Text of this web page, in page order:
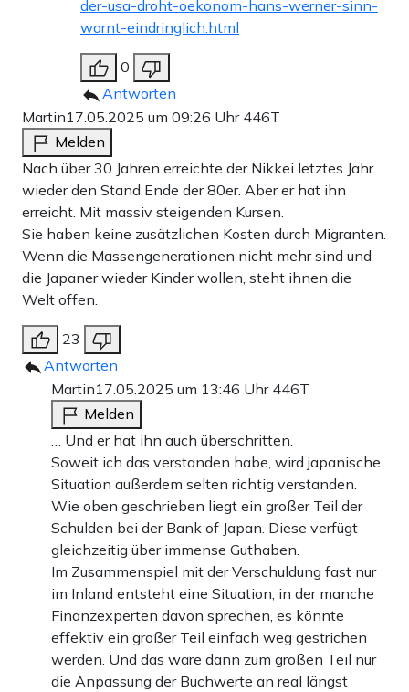
der-usa-droht-oekonom-hans-werner-sinn-
warnt-eindringlich.html
0
Antworten
Martin17.05.2025 um 09:26 Uhr 446T
Melden
Nach über 30 Jahren erreichte der Nikkei letztes Jahr
wieder den Stand Ende der 80er. Aber er hat ihn
erreicht. Mit massiv steigenden Kursen.
Sie haben keine zusätzlichen Kosten durch Migranten.
Wenn die Massengenerationen nicht mehr sind und
die Japaner wieder Kinder wollen, steht ihnen die
Welt offen.
23
Antworten
Martin17.05.2025 um 13:46 Uhr 446T
Melden
… Und er hat ihn auch überschritten.
Soweit ich das verstanden habe, wird japanische
Situation außerdem selten richtig verstanden.
Wie oben geschrieben liegt ein großer Teil der
Schulden bei der Bank of Japan. Diese verfügt
gleichzeitig über immense Guthaben.
Im Zusammenspiel mit der Verschuldung fast nur
im Inland entsteht eine Situation, in der manche
Finanzexperten davon sprechen, es könnte
effektiv ein großer Teil einfach weg gestrichen
werden. Und das wäre dann zum großen Teil nur
die Anpassung der Buchwerte an real längst